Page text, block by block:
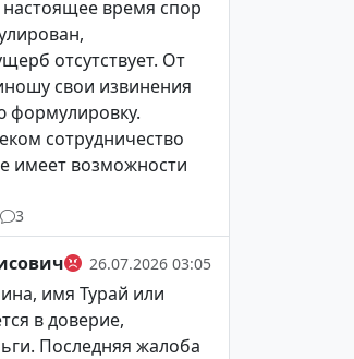
время спор
отсутствует. От
свои извинения
формулировку.
сотрудничество
имеет возможности
3
26.07.2026 03:05
имя Турай или
в доверие,
Последняя жалоба